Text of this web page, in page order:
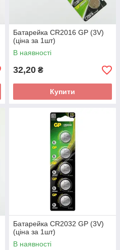
Батарейка CR2016 GP (3V)
(ціна за 1шт)
В наявності
32,20 ₴
Купити
Батарейка CR2032 GP (3V)
(ціна за 1шт)
В наявності